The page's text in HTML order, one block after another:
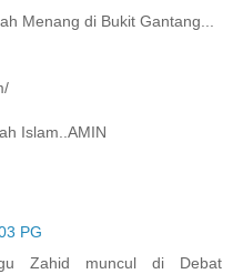
Menang di Bukit Gantang...
Islam..AMIN
PG
Zahid muncul di Debat